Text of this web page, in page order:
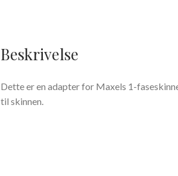
Beskrivelse
Dette er en adapter for Maxels 1-
til skinnen.